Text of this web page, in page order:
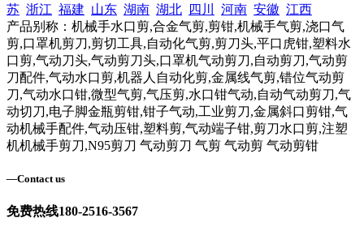
苏 浙江 福建 山东 湖南 湖北 四川 河南 安徽 江西
产品别称：机械手水口剪,合金气剪,剪钳,机械手气剪,浇口气
剪,口罩机剪刀,剪切工具,自动化气剪,剪刀头,平口虎钳,塑料水
口剪,气动刀头,气动剪刀头,口罩机气动剪刀,自动剪刀,气动剪
刀配件,气动水口剪,机器人自动化剪,金属线气剪,错位气动剪
刀,气动水口钳,微型气剪,气压剪,水口钳气动,自动气动剪刀,气
动切刀,电子脚金瓶剪钳,钳子气动,工业剪刀,金属斜口剪钳,气
动机械手配件,气动压钳,塑料剪,气动端子钳,剪刀水口剪,注塑
机机械手剪刀,N95剪刀 气动剪刀 气剪 气动剪 气动剪钳
—Contact us
免费热线180-2516-3567